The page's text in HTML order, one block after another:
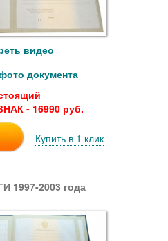
видео
документа
- 16990 руб.
Купить в 1 клик
1997-2003 года